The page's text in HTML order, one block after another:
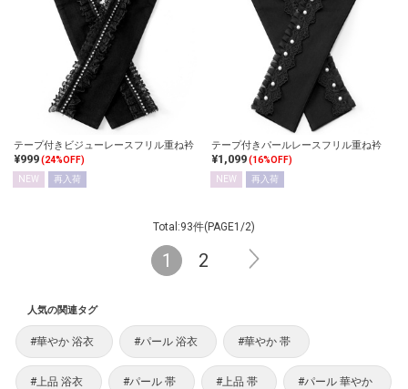
テープ付きビジューレースフリル重ね衿
¥999(24%OFF)
NEW
再入荷
テープ付きパールレースフリル重ね衿
¥1,099(16%OFF)
NEW
再入荷
Total:93件(PAGE1/2)
1 2
人気の関連タグ
#華やか 浴衣 #パール 浴衣 #華やか 帯
#上品 浴衣 #パール 帯 #上品 帯 #パール 華やか